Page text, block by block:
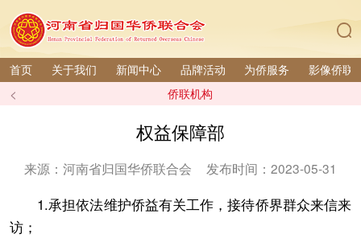
首页 关于我们 新闻中心 品牌活动 为侨服务 影像侨联
< 侨联机构
权益保障部
来源：河南省归国华侨联合会 发布时间：2023-05-31
1.承担依法维护侨益有关工作，接待侨界群众来信来
访；